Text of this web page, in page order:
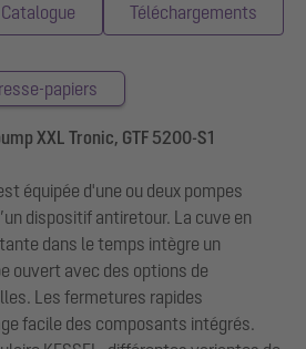
Catalogue Téléchargements
papiers
XXL Tronic, GTF 5200-S1
équipée d'une ou deux pompes
dispositif antiretour. La cuve en
dans le temps intègre un
ouvert avec des options de
Les fermetures rapides
facile des composants intégrés.